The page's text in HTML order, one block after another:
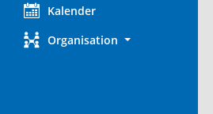
Kalender
Organisation